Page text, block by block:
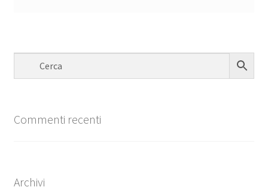
Commenti recenti
Archivi